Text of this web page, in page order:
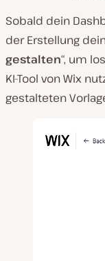
Sobald dein
der Erstellung
gestalten“, um
KI-Tool von Wix
gestalteten